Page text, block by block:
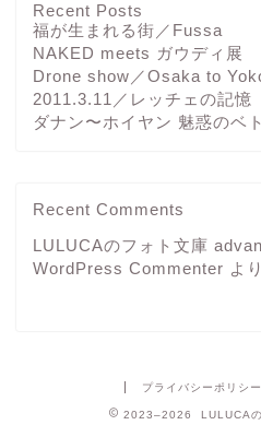
Recent Posts
福が生まれる街／Fussa
NAKED meets ガウディ展
Drone show／Osaka to
2011.3.11／レッチェの記憶
ダナン〜ホイヤン 魅惑のベ
Recent Comments
LULUCAのフォト文庫
WordPress Commenter より
プライバシーポリシー
2023–2026 LULUCA